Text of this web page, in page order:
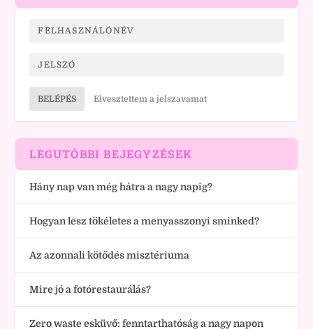
BELÉPÉS Elvesztettem a jelszavamat
LEGUTÓBBI BEJEGYZÉSEK
Hány nap van még hátra a nagy napig?
Hogyan lesz tökéletes a menyasszonyi sminked?
Az azonnali kötődés misztériuma
Mire jó a fotórestaurálás?
Zero waste esküvő: fenntarthatóság a nagy napon